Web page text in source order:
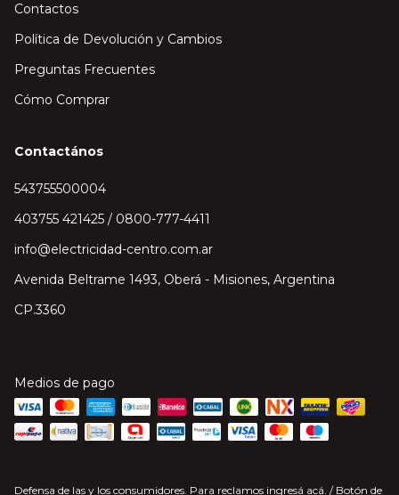
Contactos
Política de Devolución y Cambios
Preguntas Frecuentes
Cómo Comprar
Contactános
543755500004
403755 421425 / 0800-777-4411
info@electricidad-centro.com.ar
Avenida Beltrame 1493, Oberá - Misiones, Argentina
CP.3360
Medios de pago
Defensa de las y los consumidores. Para reclamos ingresá acá. / Botón de